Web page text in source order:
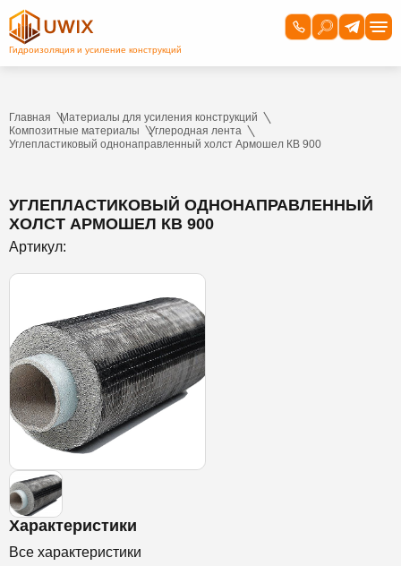
Главная
Материалы для усиления конструкций
Композитные материалы
Углеродная лента
Углепластиковый однонаправленный холст Армошел КВ 900
УГЛЕПЛАСТИКОВЫЙ ОДНОНАПРАВЛЕННЫЙ
ХОЛСТ АРМОШЕЛ КВ 900
Артикул:
Характеристики
Все характеристики